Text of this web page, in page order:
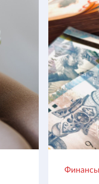
Финансы